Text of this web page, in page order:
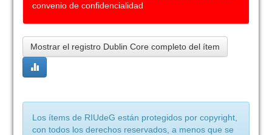
convenio de confidencialidad
Mostrar el registro Dublin Core completo del ítem
Los ítems de RIUdeG están protegidos por copyright,
con todos los derechos reservados, a menos que se